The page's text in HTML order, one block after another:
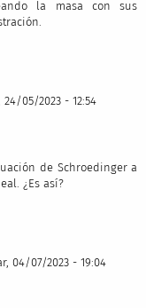
la masa con sus
05/2023 - 12:54
de Schroedinger a
¿Es así?
04/07/2023 - 19:04